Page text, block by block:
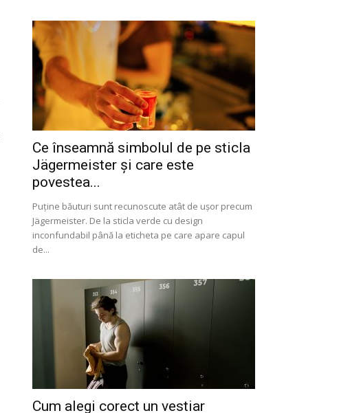
Ce înseamnă simbolul de pe sticla
Jägermeister și care este
povestea...
Puține băuturi sunt recunoscute atât de ușor precum
Jägermeister. De la sticla verde cu design
inconfundabil până la eticheta pe care apare capul
de...
Cum alegi corect un vestiar